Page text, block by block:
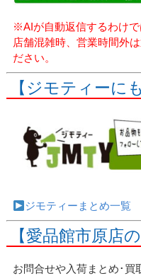
※AIが自動返信するわけ
店舗混雑時、営業時間外
ださい。
【ジモティーに
ジモティーまとめ一覧
【愛品館市原店
お問合せや入荷まとめ･買